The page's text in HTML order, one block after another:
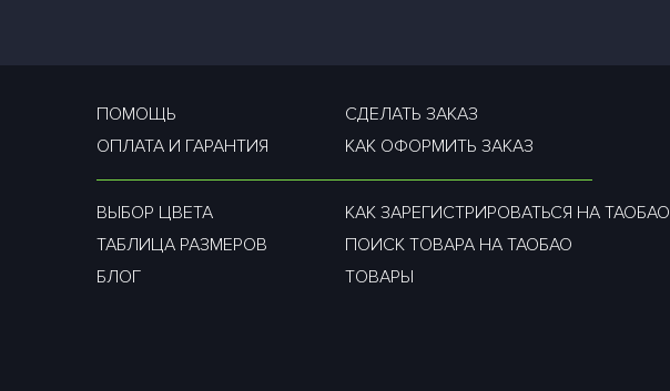
ПОМОЩЬ
ОПЛАТА И ГАРАНТИЯ
СДЕЛАТЬ ЗАКАЗ
КАК ОФОРМИТЬ ЗАКАЗ
ВЫБОР ЦВЕТА
ТАБЛИЦА РАЗМЕРОВ
БЛОГ
КАК ЗАРЕГИСТРИРОВАТЬСЯ НА ТАОБАО
ПОИСК ТОВАРА НА ТАОБАО
ТОВАРЫ